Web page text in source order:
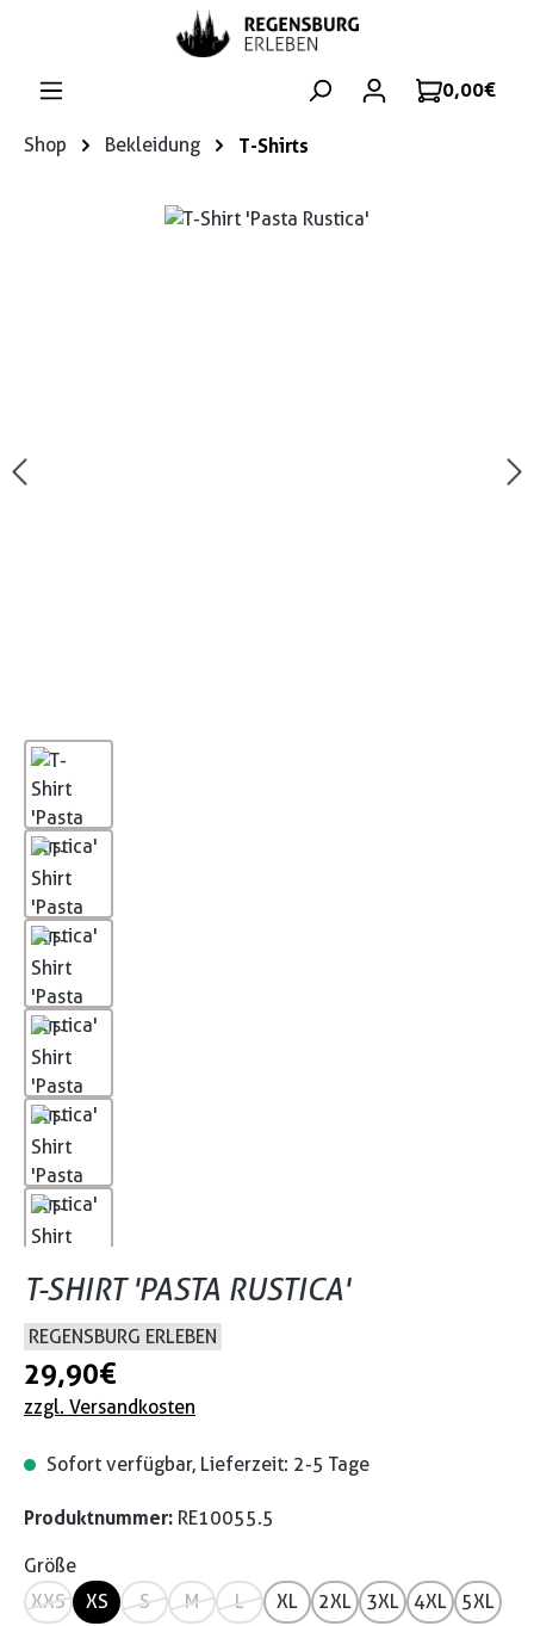
Zum Hauptinhalt springen
0,00 €
Shop Bekleidung T-Shirts
Bildergalerie überspringen
T-SHIRT 'PASTA RUSTICA'
REGENSBURG ERLEBEN
29,90 €
zzgl. Versandkosten
Sofort verfügbar, Lieferzeit: 2-5 Tage
Produktnummer: RE10055.5
Größe
XXS
XS S M L XL 2XL 3XL 4XL 5XL